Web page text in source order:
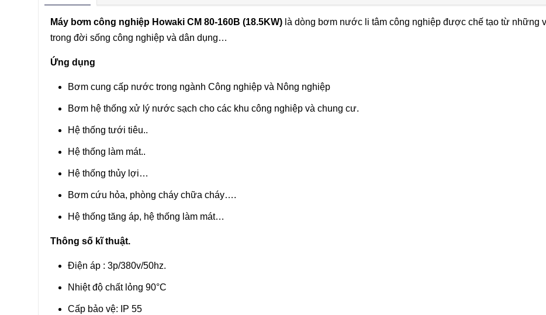
số
lượng
Máy bơm công nghiệp Howaki CM 80-160B (18.5KW) là dòng bơm nước li tâm công nghiệp được chế tạo từ những
trong đời sống công nghiệp và dân dụng…
Ứng dụng
Bơm cung cấp nước trong ngành Công nghiệp và Nông nghiệp
Bơm hệ thống xử lý nước sạch cho các khu công nghiệp và chung cư.
Hệ thống tưới tiêu..
Hệ thống làm mát..
Hệ thống thủy lợi…
Bơm cứu hỏa, phòng cháy chữa cháy….
Hệ thống tăng áp, hệ thống làm mát…
Thông số kĩ thuật.
Điện áp : 3p/380v/50hz.
Nhiệt độ chất lỏng 90°C
Cấp bảo vệ: IP 55